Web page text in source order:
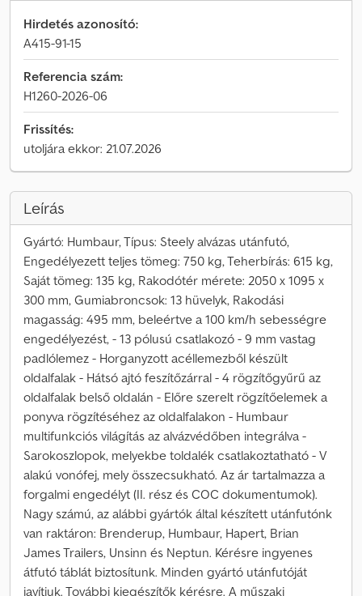
Hirdetés azonosító:
A415-91-15
Referencia szám:
H1260-2026-06
Frissítés:
utoljára ekkor: 21.07.2026
Leírás
Gyártó: Humbaur, Típus: Steely alvázas utánfutó,
Engedélyezett teljes tömeg: 750 kg, Teherbírás: 615 kg,
Saját tömeg: 135 kg, Rakodótér mérete: 2050 x 1095 x
300 mm, Gumiabroncsok: 13 hüvelyk, Rakodási
magasság: 495 mm, beleértve a 100 km/h sebességre
engedélyezést, - 13 pólusú csatlakozó - 9 mm vastag
padlólemez - Horganyzott acéllemezből készült
oldalfalak - Hátsó ajtó feszítőzárral - 4 rögzítőgyűrű az
oldalfalak belső oldalán - Előre szerelt rögzítőelemek a
ponyva rögzítéséhez az oldalfalakon - Humbaur
multifunkciós világítás az alvázvédőben integrálva -
Sarokoszlopok, melyekbe toldalék csatlakoztatható - V
alakú vonófej, mely összecsukható. Az ár tartalmazza a
forgalmi engedélyt (II. rész és COC dokumentumok).
Nagy számú, az alábbi gyártók által készített utánfutónk
van raktáron: Brenderup, Humbaur, Hapert, Brian
James Trailers, Unsinn és Neptun. Kérésre ingyenes
átfutó táblát biztosítunk. Minden gyártó utánfutóját
javítjuk. További kiegészítők kérésre. A műszaki